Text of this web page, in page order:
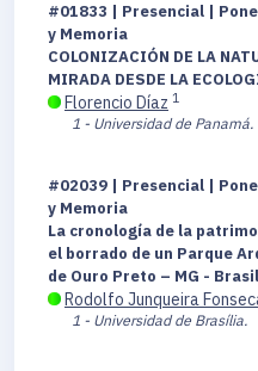
#01833 | Presencial |
y Memoria
COLONIZACIÓN DE LA
MIRADA DESDE LA
Florencio Díaz 1
1 - Universidad de Panamá.
#02039 | Presencial |
y Memoria
La cronología de la
el borrado de un Parque
de Ouro Preto – MG - Brasil
Rodolfo Junqueira
1 - Universidad de Brasília.